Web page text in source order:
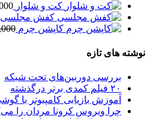
کت و شلوار
کفش مجلسی
کاپشن چرم
نوشته های تازه
بررسی دوربین‌های تحت شبکه
۲۰ فیلم کمدی برتر درگذشته
آموزش بازیابی کامپیوتر با
چرا ویروس کرونا مردان را